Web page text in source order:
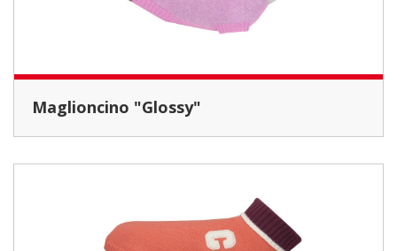
Maglioncino "Glossy"